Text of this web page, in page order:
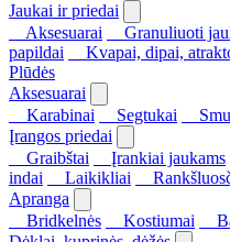
Jaukai ir priedai
Aksesuarai
Granuliuoti
papildai
Kvapai, dipai,
Plūdės
Aksesuarai
Karabinai
Segtukai
Įrangos priedai
Graibštai
Įrankiai jaukams
indai
Laikikliai
Apranga
Bridkelnės
Kostiumai